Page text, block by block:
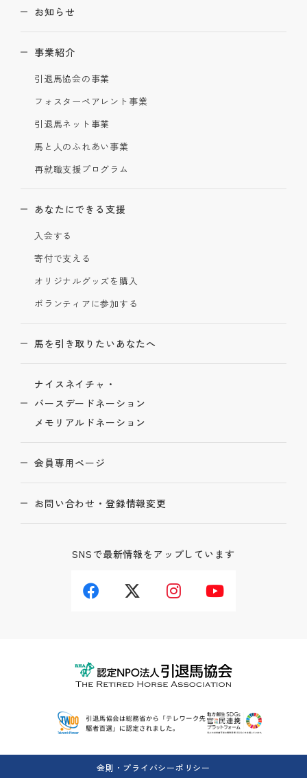
お知らせ
事業紹介
引退馬協会の事業
フォスターペアレント事業
引退馬ネット事業
馬と人のふれあい事業
再就職支援プログラム
あなたにできる支援
入会する
寄付で支える
オリジナルグッズを購入
ボランティアに参加する
馬を引き取りたいあなたへ
ナイスネイチャ・
バースデードネーション
メモリアルドネーション
会員専用ページ
お問い合わせ・登録情報変更
SNSで最新情報をアップしています
会則・プライバシーポリシー